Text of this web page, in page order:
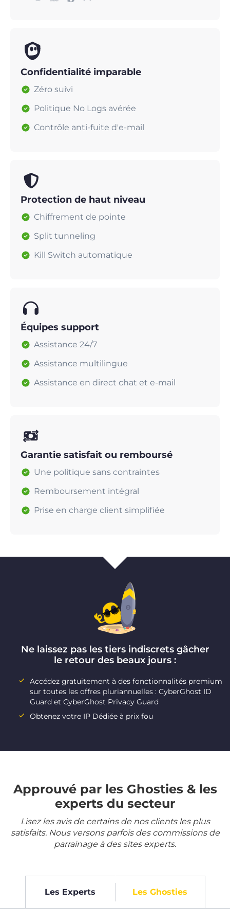
Confidentialité imparable
Zéro suivi
Politique No Logs avérée
Contrôle anti-fuite d'e-mail
Protection de haut niveau
Chiffrement de pointe
Split tunneling
Kill Switch automatique
Équipes support
Assistance 24/7
Assistance multilingue
Assistance en direct chat et e-mail
Garantie satisfait ou remboursé
Une politique sans contraintes
Remboursement intégral
Prise en charge client simplifiée
Ne laissez pas les tiers indiscrets gâcher
le retour des beaux jours :
Accédez gratuitement à des fonctionnalités premium
sur toutes les offres pluriannuelles : CyberGhost ID
Guard et CyberGhost Privacy Guard
Obtenez votre IP Dédiée à prix fou
Approuvé par les Ghosties & les
experts du secteur
Lisez les avis de certains de nos clients les plus
satisfaits. Nous versons parfois des commissions de
parrainage à des sites experts.
Les Experts Les Ghosties